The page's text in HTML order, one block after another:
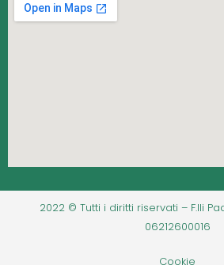
2022 © Tutti i diritti riservati – F.lli
06212600016
Cookie